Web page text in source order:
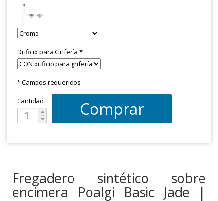
Orificio para Grifería *
* Campos requeridos
Cantidad Comprar
Fregadero sintético sobre
encimera Poalgi Basic Jade |